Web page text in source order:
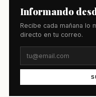
Informando
Recibe cada mañana lo
directo en tu correo.